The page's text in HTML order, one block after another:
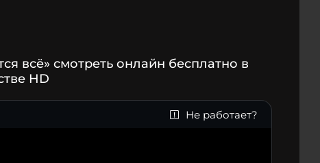
всё» смотреть онлайн бесплатно в
HD
Не работает?